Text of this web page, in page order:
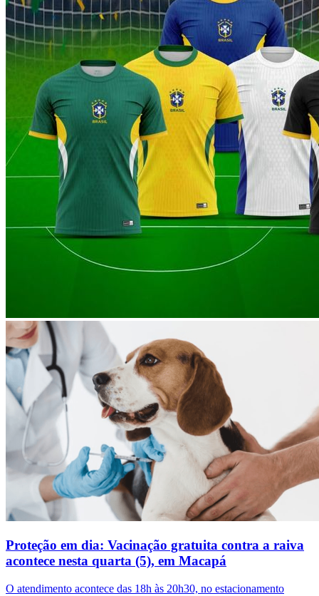
Proteção em dia: Vacinação gratuita contra a raiva
acontece nesta quarta (5), em Macapá
O atendimento acontece das 18h às 20h30, no estacionamento